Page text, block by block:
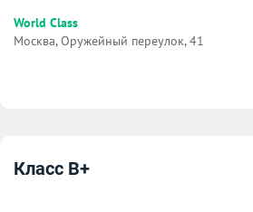
World Class
Москва, Оружейный переулок, 41
Класс B+